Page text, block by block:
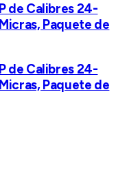
de Calibres 24-
Paquete de
de Calibres 24-
Paquete de